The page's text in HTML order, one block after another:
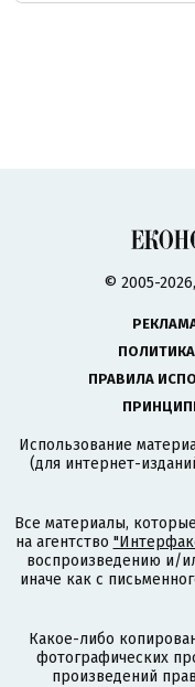
© 2005-
ПРАВИЛА
Использование
(для интернет-
Все материалы,
на агентство
воспроизведению и/
иначе как с
Какое-либо
фотографических
произведений